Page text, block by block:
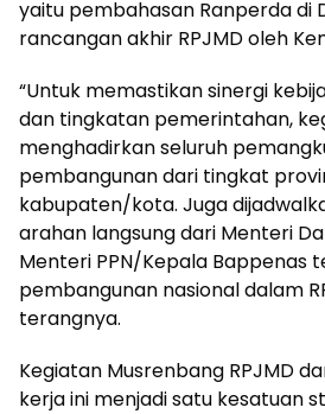
yaitu pembahasan Ranperda di
rancangan akhir RPJMD oleh
“Untuk memastikan sinergi
dan tingkatan pemerintahan,
menghadirkan seluruh
pembangunan dari tingkat
kabupaten/kota. Juga
arahan langsung dari Menteri
Menteri PPN/Kepala Bappenas
pembangunan nasional dalam
terangnya.
Kegiatan Musrenbang RPJMD
kerja ini menjadi satu kesatuan